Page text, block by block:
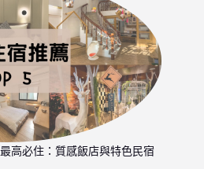
高必住：質感飯店與特色民宿